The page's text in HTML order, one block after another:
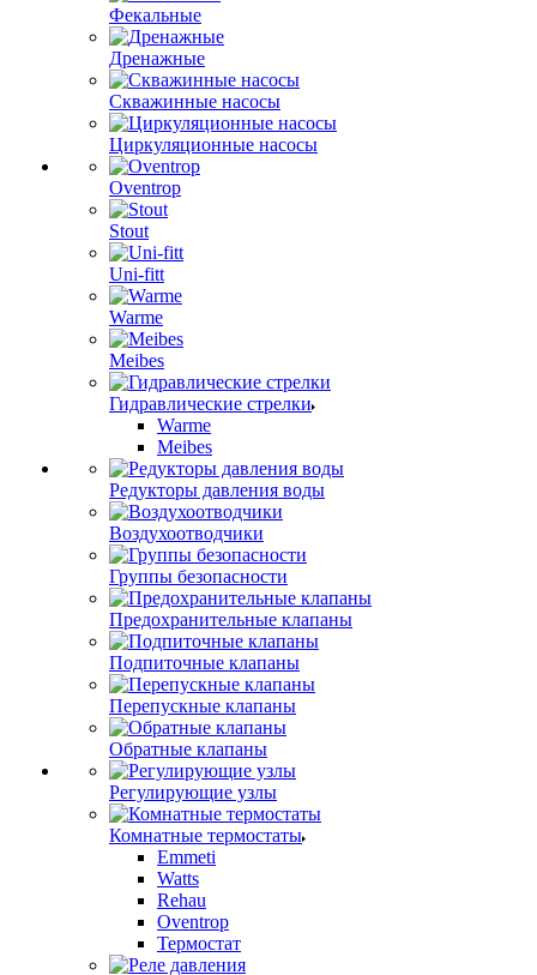
Фекальные
Дренажные
Скважинные насосы
Циркуляционные насосы
Oventrop
Stout
Uni-fitt
Warme
Meibes
Гидравлические стрелки
Warme
Meibes
Редукторы давления воды
Воздухоотводчики
Группы безопасности
Предохранительные клапаны
Подпиточные клапаны
Перепускные клапаны
Обратные клапаны
Регулирующие узлы
Комнатные термостаты
Emmeti
Watts
Rehau
Oventrop
Термостат